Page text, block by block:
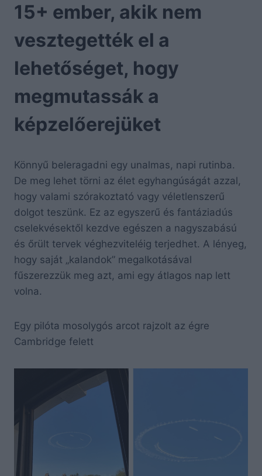
15+ ember, akik nem
vesztegették el a
lehetőséget, hogy
megmutassák a
képzelőerejüket
Könnyű beleragadni egy unalmas, napi rutinba.
De meg lehet törni az élet egyhangúságát azzal,
hogy valami szórakoztató vagy véletlenszerű
dolgot teszünk. Ez az egyszerű és fantáziadús
cselekvésektől kezdve egészen a nagyszabású
és őrült tervek véghezviteléig terjedhet. A lényeg,
hogy saját „kalandok” megalkotásával
fűszerezzük meg azt, ami egy átlagos nap lett
volna.
Egy pilóta mosolygós arcot rajzolt az égre
Cambridge felett